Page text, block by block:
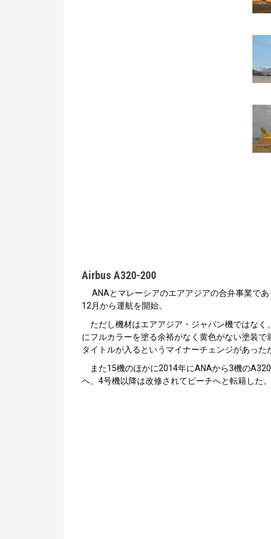
Airbus A320-200
ANAとマレーシアのエアアジアの合弁事業で
12月から運航を開始。
ただし機材はエアアジア・ジャパン機ではなく
にフルカラーを塗る余裕がなく黄色がない塗装
タイトルが入るというマイナーチェンジがあっ
また15機のほかに2014年にANAから3機の
へ、4号機以降は改修されてピーチへと転籍した。